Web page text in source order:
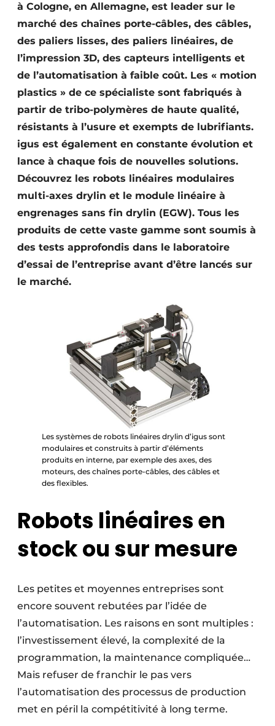
à Cologne, en Allemagne, est leader sur le
marché des chaînes porte-câbles, des câbles,
des paliers lisses, des paliers linéaires, de
l’impression 3D, des capteurs intelligents et
de l’automatisation à faible coût. Les « motion
plastics » de ce spécialiste sont fabriqués à
partir de tribo-polymères de haute qualité,
résistants à l’usure et exempts de lubrifiants.
igus est également en constante évolution et
lance à chaque fois de nouvelles solutions.
Découvrez les robots linéaires modulaires
multi-axes drylin et le module linéaire à
engrenages sans fin drylin (EGW). Tous les
produits de cette vaste gamme sont soumis à
des tests approfondis dans le laboratoire
d’essai de l’entreprise avant d’être lancés sur
le marché.
Les systèmes de robots linéaires drylin d’igus sont
modulaires et construits à partir d’éléments
produits en interne, par exemple des axes, des
moteurs, des chaînes porte-câbles, des câbles et
des flexibles.
Robots linéaires en
stock ou sur mesure
Les petites et moyennes entreprises sont
encore souvent rebutées par l’idée de
l’automatisation. Les raisons en sont multiples :
l’investissement élevé, la complexité de la
programmation, la maintenance compliquée…
Mais refuser de franchir le pas vers
l’automatisation des processus de production
met en péril la compétitivité à long terme.